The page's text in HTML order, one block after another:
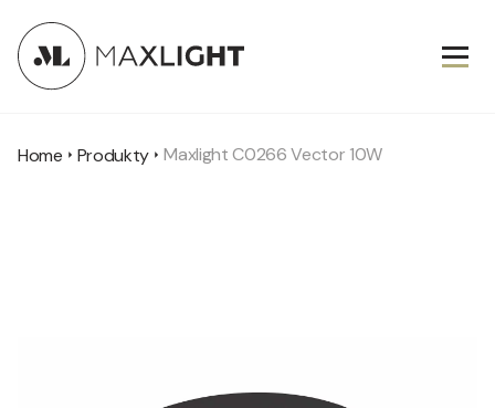
Home Produkty Maxlight C0266 Vector 10W